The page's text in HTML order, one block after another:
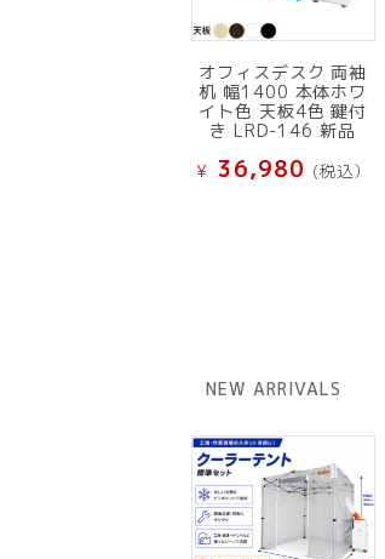
オフィスデスク 両袖
机 幅1400 本体ホワ
イト色 天板4色 鍵付
き LRD-146 新品
¥ 36,980 (税込）
NEW ARRIVALS